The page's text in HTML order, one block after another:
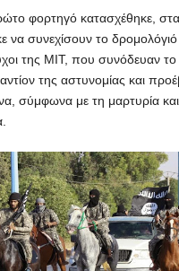
φορτηγό κατασχέθηκε, στα
να συνεχίσουν το
της MIT, που συνόδευαν
της αστυνομίας και
σύμφωνα με τη μαρτυρία